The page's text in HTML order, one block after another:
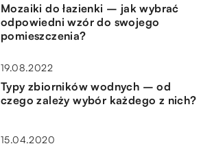
Mozaiki do łazienki – jak wybrać
odpowiedni wzór do swojego
pomieszczenia?
19.08.2022
Typy zbiorników wodnych – od
czego zależy wybór każdego z nich?
15.04.2020